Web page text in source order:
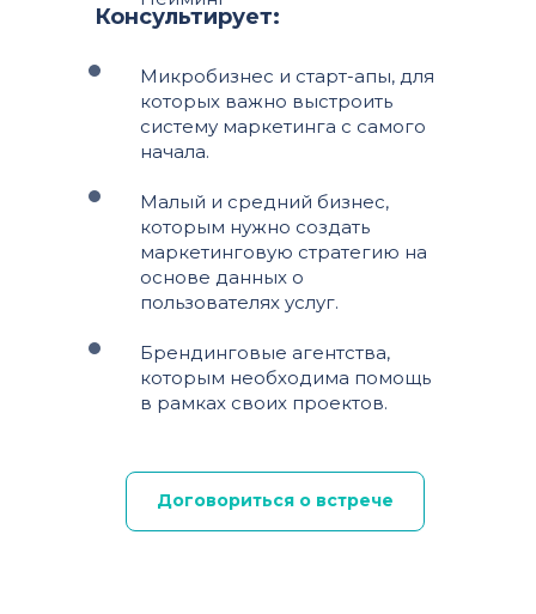
Договориться о встрече
Консультирует:
Микробизнес и старт-апы, для
которых важно выстроить
систему маркетинга с самого
начала.
Малый и средний бизнес,
которым нужно создать
маркетинговую стратегию на
основе данных о
пользователях услуг.
Брендинговые агентства,
которым необходима помощь
в рамках своих проектов.